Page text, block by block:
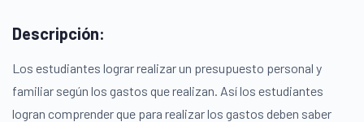
Descripción:
Los estudiantes lograr realizar un presupuesto personal y
familiar según los gastos que realizan. Así los estudiantes
logran comprender que para realizar los gastos deben saber